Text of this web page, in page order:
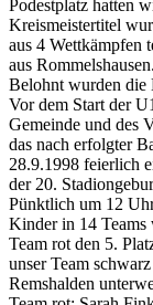
Podestplatz hatten
Kreismeistertitel
aus 4 Wettkämpfen
aus Rommelshausen.
Belohnt wurden die
Vor dem Start der
Gemeinde und des
das nach erfolgter
28.9.1998 feierlich
der 20.
Pünktlich um 12
Kinder in 14 Teams
Team rot den 5.
unser Team
Remshalden